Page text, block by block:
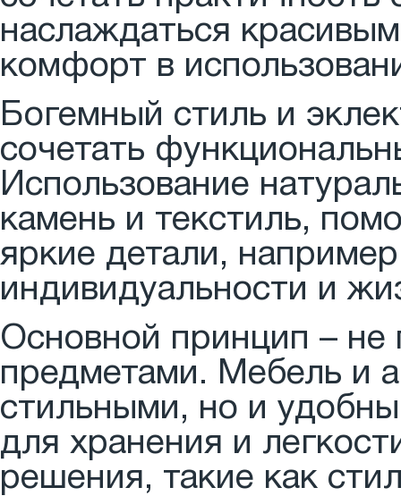
наслаждаться
комфорт в
Богемный стиль и
сочетать
Использование
камень и текстиль,
яркие детали,
индивидуальности и
Основной принцип – не
предметами. Мебель и
стильными, но и
для хранения и
решения, такие как